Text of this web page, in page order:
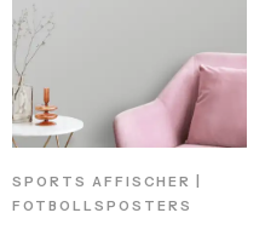
SPORTS AFFISCHER |
FOTBOLLSPOSTERS